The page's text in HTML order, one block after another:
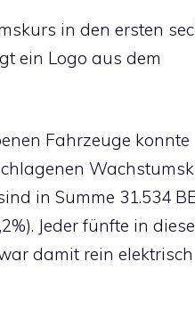
in den ersten
ein Logo aus dem
Fahrzeuge konnte
in Summe 31.534
Jeder fünfte in
damit rein elektrisch